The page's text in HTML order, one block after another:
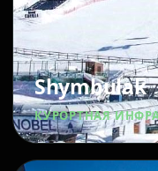
Shymbulak
КУРОРТНАЯ